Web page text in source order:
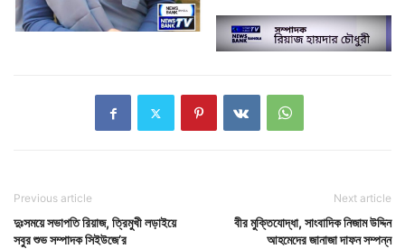
Previous article
দুঃসময়ে সভাপতি রিয়াজ, ত্রিমুখী লড়াইয়ে
সবুর শুভ সম্পাদক সিইউজে’র
Next article
বীর মুক্তিযোদ্ধা, সাংবাদিক নিজাম উদ্দিন
আহমেদের জানাজা দাফন সম্পন্ন